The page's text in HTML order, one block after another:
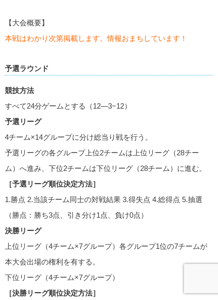
【大会概要】
本戦はわかり次第掲載します。情報おまちしています！
予選ラウンド
競技方法
すべて24分ゲームとする（12—3−12）
予選リーグ
4チーム×14グループに分け総当り戦を行う。
予選リーグの各グループ上位2チームは上位リーグ（28チー
ム）へ進み、下位2チームは下位リーグ（28チーム）に進む。
［予選リーグ順位決定方法］
1.勝点 2.当該チーム同士の対戦結果 3.得失点 4.総得点 5.抽選
（勝点：勝ち3点、引き分け1点、負け0点）
決勝リーグ
上位リーグ（4チーム×7グループ）各グループ1位の7チームが
本大会出場の権利を有する。
下位リーグ（4チーム×7グループ）
［決勝リーグ順位決定方法］